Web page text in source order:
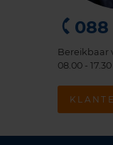
088
Bereikbaar
08.00 -